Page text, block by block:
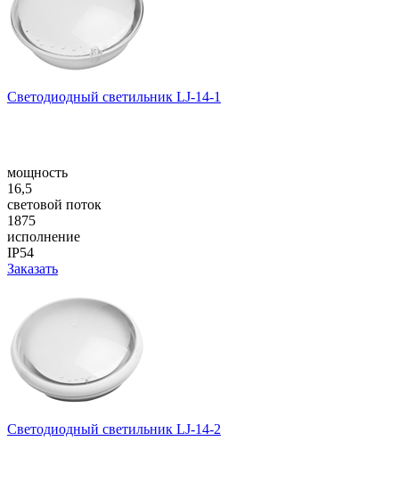
Светодиодный светильник LJ-14-1
мощность
16,5
световой поток
1875
исполнение
IP54
Заказать
Светодиодный светильник LJ-14-2